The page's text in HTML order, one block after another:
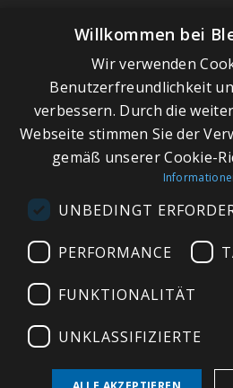
SCHNELLLINKS
Über Bleu Provence
Impressum
Geschäftsbedingungen
Kontaktieren Sie uns
Besuchen Sie unseren
Willkommen bei
Wir verwenden
Benutzerfreundlichkeit
verbessern. Durch die
Webseite stimmen Sie der
gemäß unserer Cookie-
UNBEDINGT
PERFORMANCE
FUNKTIONALITÄT
UNKLASSIFIZIERTE